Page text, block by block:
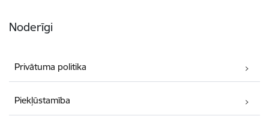
Noderīgi
Privātuma politika
Piekļūstamība